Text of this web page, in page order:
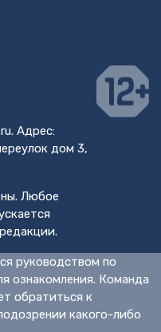
Адрес:
дом 3,
Любое
руководством по
ознакомления. Команда
обратиться к
какого-либо